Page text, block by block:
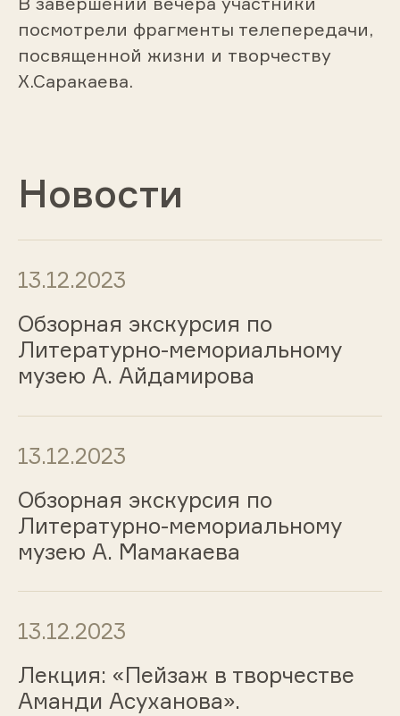
посмотрели фрагменты телепередачи,
посвященной жизни и творчеству
Х.Саракаева.
Новости
13.12.2023
Обзорная экскурсия по
Литературно-мемориальному
музею А. Айдамирова
13.12.2023
Обзорная экскурсия по
Литературно-мемориальному
музею А. Мамакаева
13.12.2023
Лекция: «Пейзаж в творчестве
Аманди Асуханова».